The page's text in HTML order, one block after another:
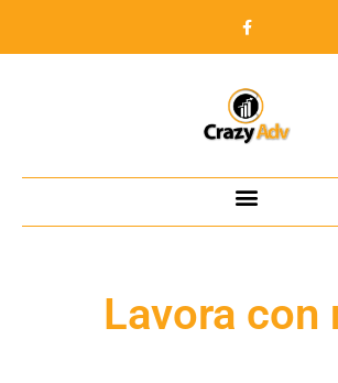
Lavora con